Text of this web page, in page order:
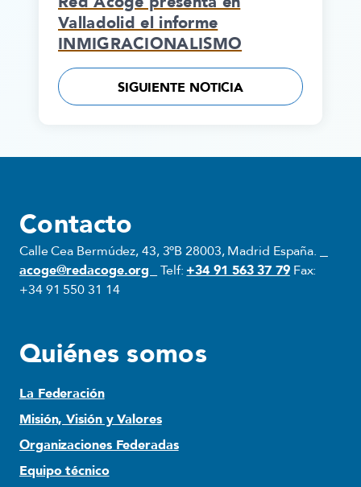
Valladolid el informe
INMIGRACIONALISMO
SIGUIENTE NOTICIA
Contacto
Calle Cea Bermúdez, 43, 3ºB 28003, Madrid España.
acoge@redacoge.org
Telf: +34 91 563 37 79Fax:
+34 91 550 31 14
Quiénes somos
La Federación
Misión, Visión y Valores
Organizaciones Federadas
Equipo técnico